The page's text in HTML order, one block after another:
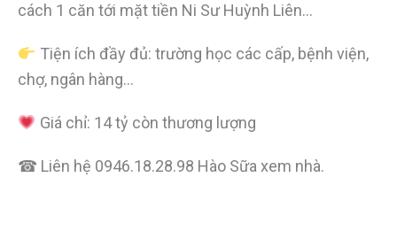
cách 1 căn tới mặt tiền Ni Sư Huỳnh Liên…
Tiện ích đầy đủ: trường học các cấp, bệnh viện,
chợ, ngân hàng…
Giá chỉ: 14 tỷ còn thương lượng
☎ Liên hệ 0946.18.28.98 Hào Sữa xem nhà.